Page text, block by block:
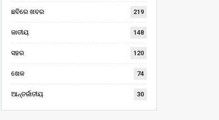
ଛବିରେ ଖବର 219
ଜାତୀୟ 148
ସହର 120
ଖେଳ 74
ଆନ୍ତର୍ଜାତୀୟ 30